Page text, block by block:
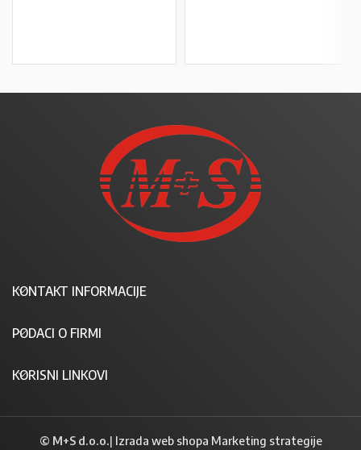
KONTAKT INFORMACIJE
PODACI O FIRMI
KORISNI LINKOVI
© M+S d.o.o.| Izrada web shopa Marketing strategije